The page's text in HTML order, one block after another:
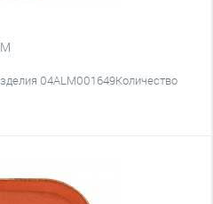
04ALM001649Количество